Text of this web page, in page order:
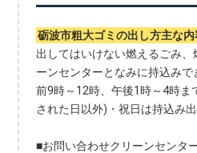
砺波市粗大ゴミの出し方主な
出してはいけない燃えるごみ、
ーンセンターとなみに持込み
前9時～12時、午後1時～4時ま
された日以外)・祝日は持込み出
■お問い合わせクリーンセンタ